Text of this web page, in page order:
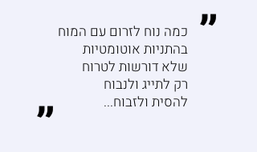
כמה נוח לזרום עם המוח
בהתניות אוטומטיות
שלא דורשות לטרוח
רק לתייג ולנבוח
להסית ולזבוח...
״
״